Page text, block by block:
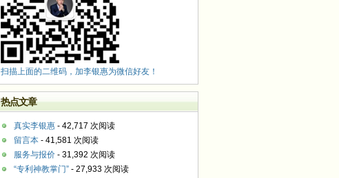
扫描上面的二维码，加李银惠为微信好友！
热点文章
真实李银惠 - 42,717 次阅读
留言本 - 41,581 次阅读
服务与报价 - 31,392 次阅读
“专利神教掌门” - 27,933 次阅读